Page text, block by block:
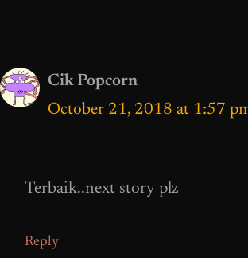
Cik Popcorn
October 21, 2018 at 1:57
Terbaik..next story plz
Reply